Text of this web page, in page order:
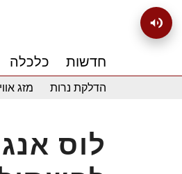
חדשות כלכלה
הדלקת נרות מזג
לוס